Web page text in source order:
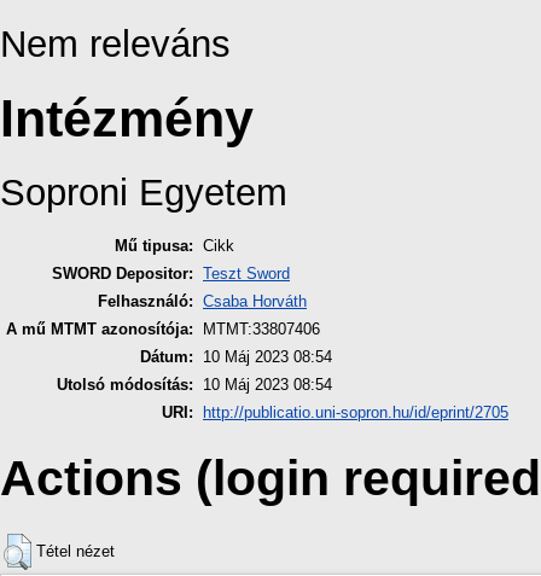
Nem releváns
Intézmény
Soproni Egyetem
Mű tipusa: Cikk
SWORD Depositor: Teszt Sword
Felhasználó: Csaba Horváth
A mű MTMT azonosítója:
MTMT:33807406
Dátum:
10 Máj 2023 08:54
Utolsó módosítás:
10 Máj 2023 08:54
URI:
http://publicatio.uni-sopron.hu/id/eprint/2705
Actions (login
Tétel nézet